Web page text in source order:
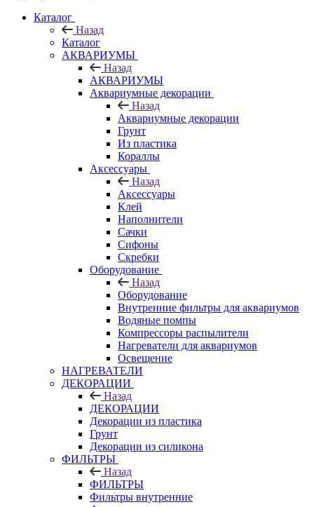
Каталог
Назад
Каталог
АКВАРИУМЫ
Назад
АКВАРИУМЫ
Аквариумные декорации
Назад
Аквариумные декорации
Грунт
Из пластика
Кораллы
Аксессуары
Назад
Аксессуары
Клей
Наполнители
Сачки
Сифоны
Скребки
Оборудование
Назад
Оборудование
Внутренние фильтры для аквариумов
Водяные помпы
Компрессоры распылители
Нагреватели для аквариумов
Освещение
НАГРЕВАТЕЛИ
ДЕКОРАЦИИ
Назад
ДЕКОРАЦИИ
Декорации из пластика
Грунт
Декорации из силикона
ФИЛЬТРЫ
Назад
ФИЛЬТРЫ
Фильтры внутренние